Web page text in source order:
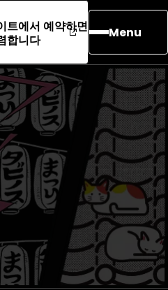
트에서 예약하면
합니다
Menu